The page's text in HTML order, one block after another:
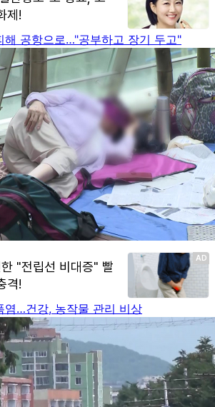
해 공항으로…"공부하고 장기 두고"
염…건강, 농작물 관리 비상